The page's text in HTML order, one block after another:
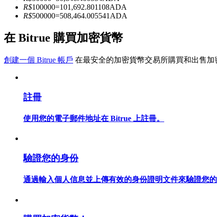
成為跟單交易員
R$100000=101,692.801108ADA
R$500000=508,464.005541 ADA
在 Bitrue 購買加密貨幣
創建一個 Bitrue 帳戶 在最安全的加密貨幣交易所購買和出售加
註冊
使用您的電子郵件地址在 Bitrue 上註冊。
驗證您的身份
通過輸入個人信息並上傳有效的身份證明文件來驗證您的